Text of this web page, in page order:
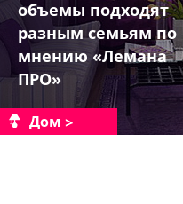
объемы подходят
разным семьям по
мнению «Лемана
ПРО»
Дом